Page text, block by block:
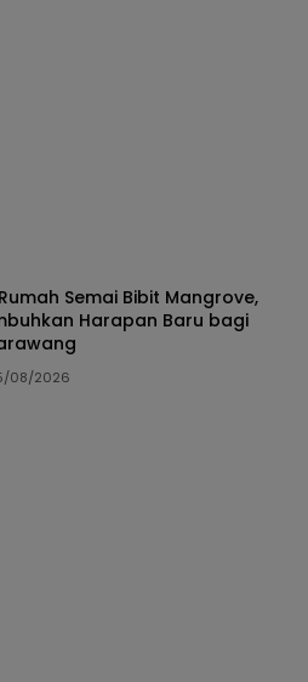
Semai Bibit Mangrove,
Harapan Baru bagi
08/2026